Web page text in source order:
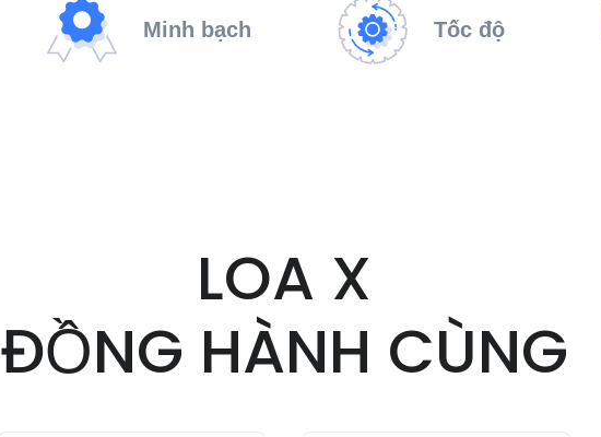
Minh bạch Tốc độ
LOA X
ĐỒNG HÀNH CÙNG